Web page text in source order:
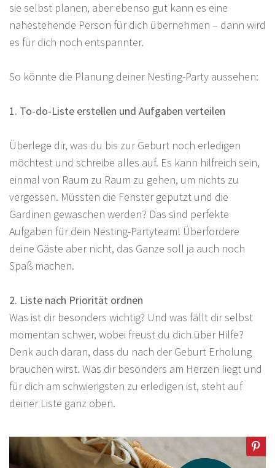
sie selbst planen, aber ebenso gut kann es eine
nahestehende Person für dich übernehmen – dann wird
es für dich noch entspannter.
So könnte die Planung deiner Nesting-Party aussehen:
1. To-do-Liste erstellen und Aufgaben verteilen
Überlege dir, was du bis zur Geburt noch erledigen
möchtest und schreibe alles auf. Es kann hilfreich sein,
einmal von Raum zu Raum zu gehen, um nichts zu
vergessen. Müssten die Fenster geputzt und die
Gardinen gewaschen werden? Das sind perfekte
Aufgaben für dein Nesting-Partyteam! Überfordere
deine Gäste aber nicht, das Ganze soll ja auch noch
Spaß machen.
2. Liste nach Priorität ordnen
Was ist dir besonders wichtig? Und was fällt dir selbst
momentan schwer, wobei freust du dich über Hilfe?
Denk auch daran, dass du nach der Geburt Erholung
brauchen wirst. Was dir besonders am Herzen liegt und
für dich am schwierigsten zu erledigen ist, steht auf
deiner Liste ganz oben.